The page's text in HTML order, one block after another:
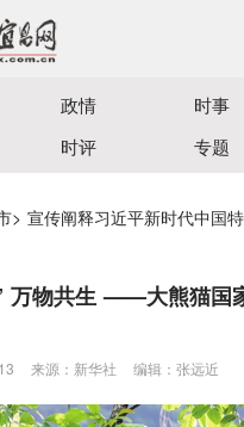
体中心主办
政情 时事
时评 专题
> 宣传阐释习近平新时代中国
万物共生 ——大熊猫国
来源：新华社 编辑：张远近